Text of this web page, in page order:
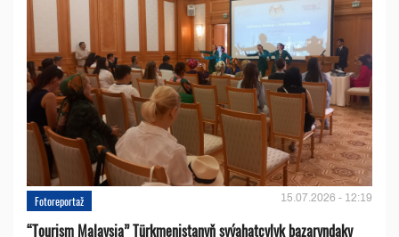
Fotoreportaž 15.07.2026 - 12:19
“Tourism Malaysia” Türkmenistanyň syýahatçylyk bazaryndaky